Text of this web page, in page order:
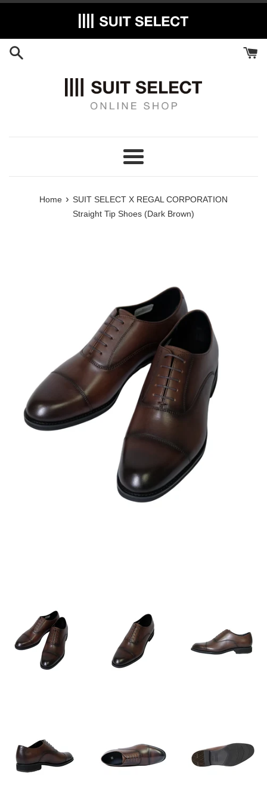
Skip
Menu
Home › SUIT SELECT X REGAL CORPORATION
Straight Tip Shoes (Dark Brown)